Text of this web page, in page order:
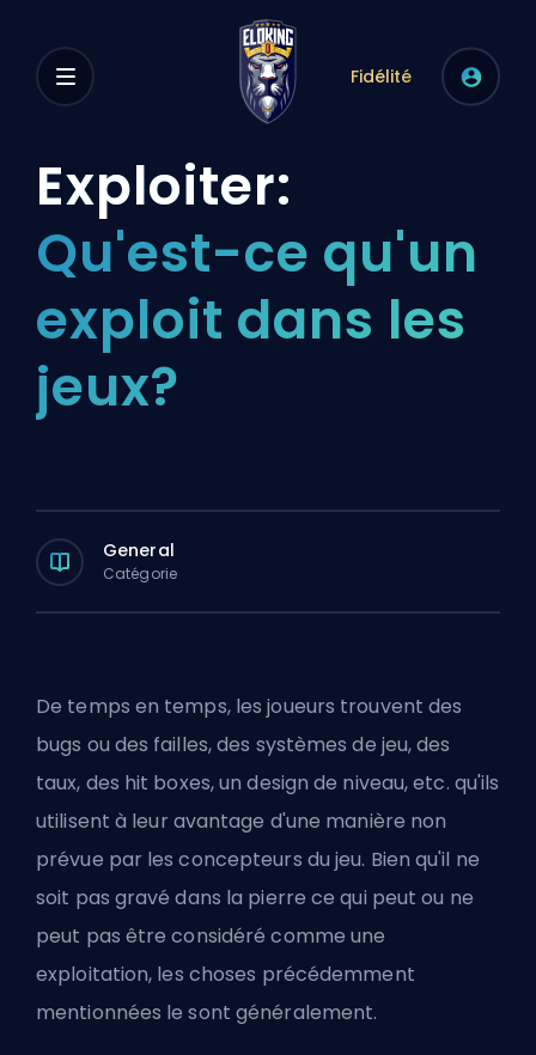
Fidélité
Exploiter:
Qu'est-ce qu'un
exploit dans les
jeux?
General
Catégorie
De temps en temps, les joueurs trouvent des
bugs ou des failles, des systèmes de jeu, des
taux, des hit boxes, un design de niveau, etc. qu'ils
utilisent à leur avantage d'une manière non
prévue par les concepteurs du jeu. Bien qu'il ne
soit pas gravé dans la pierre ce qui peut ou ne
peut pas être considéré comme une
exploitation, les choses précédemment
mentionnées le sont généralement.